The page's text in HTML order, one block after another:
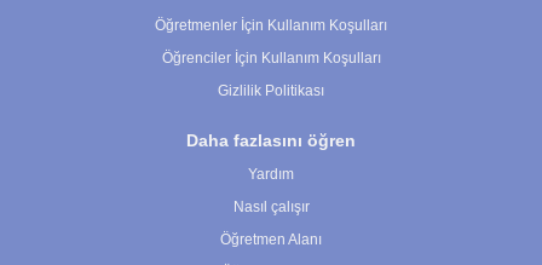
Öğretmenler İçin Kullanım Koşulları
Öğrenciler İçin Kullanım Koşulları
Gizlilik Politikası
Daha fazlasını öğren
Yardım
Nasıl çalışır
Öğretmen Alanı